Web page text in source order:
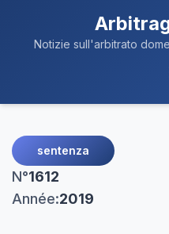
Notizie sull'arbitrato
sentenza
N°1612
Année:2019